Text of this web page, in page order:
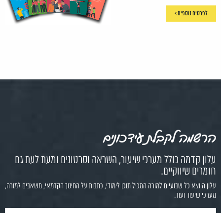
לפרטים נוספים >
הרשמה לקבלת עידכונים
עלון קדמה כולל מערכי שיעור, השראה וסרטונים ומעת לעת גם
חומרים שיווקיים.
עלון היוצא כל שבועיים למורה המכיל תוכן לימודי, כתבות על החינוך הקדמאי, משאבים למורה,
מערכי שיעור ועוד.